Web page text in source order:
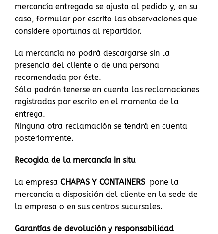
mercancía entregada se ajusta al pedido y, en su
caso, formular por escrito las observaciones que
considere oportunas al repartidor.
La mercancía no podrá descargarse sin la
presencia del cliente o de una persona
recomendada por éste.
Sólo podrán tenerse en cuenta las reclamaciones
registradas por escrito en el momento de la
entrega.
Ninguna otra reclamación se tendrá en cuenta
posteriormente.
Recogida de la mercancía in situ
La empresa CHAPAS Y CONTAINERS pone la
mercancía a disposición del cliente en la sede de
la empresa o en sus centros sucursales.
Garantías de devolución y responsabilidad